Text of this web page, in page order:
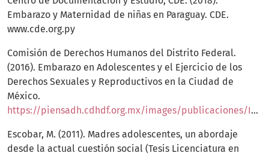
Embarazo y Maternidad de niñas en Paraguay. CDE.
www.cde.org.py
Comisión de Derechos Humanos del Distrito Federal.
(2016). Embarazo en Adolescentes y el Ejercicio de los
Derechos Sexuales y Reproductivos en la Ciudad de
México.
https://piensadh.cdhdf.org.mx/images/publicaciones/Informe_mujeres/2015_Informe_mujeres.pdf
Escobar, M. (2011). Madres adolescentes, un abordaje
desde la actual cuestión social (Tesis Licenciatura en